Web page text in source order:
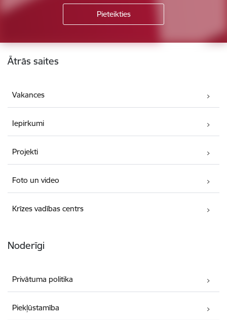
Kājene
Ātrās saites
Vakances
Iepirkumi
Projekti
Foto un video
Krīzes vadības centrs
Noderīgi
Privātuma politika
Piekļūstamība